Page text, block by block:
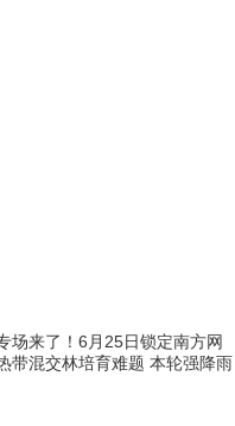
场来了！6月25日锁定南方网
带混交林培育难题 本轮强降雨